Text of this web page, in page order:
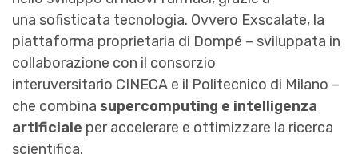
una sofisticata tecnologia. Ovvero Exscalate, la
piattaforma proprietaria di Dompé – sviluppata in
collaborazione con il consorzio
interuversitario CINECA e il Politecnico di Milano –
che combina supercomputing e intelligenza
artificiale per accelerare e ottimizzare la ricerca
scientifica.